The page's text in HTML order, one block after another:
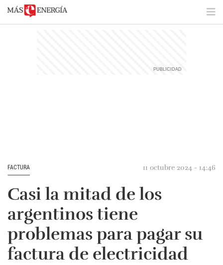
FACTURA 11 octubre 2024 - 14:46
Casi la mitad de los
argentinos tiene
problemas para pagar su
factura de electricidad